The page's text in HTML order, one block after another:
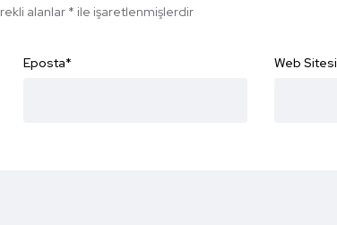
alanlar * ile işaretlenmişlerdir
Eposta* Web Sitesi